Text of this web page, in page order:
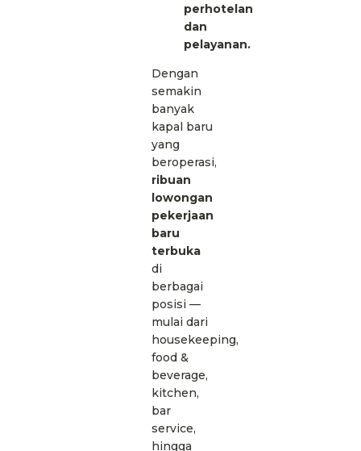
perhotelan
dan
pelayanan.
Dengan
semakin
banyak
kapal baru
yang
beroperasi,
ribuan
lowongan
pekerjaan
baru
terbuka
di
berbagai
posisi —
mulai dari
housekeeping,
food &
beverage,
kitchen,
bar
service,
hingga